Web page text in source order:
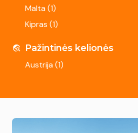
Malta (1)
Kipras (1)
Pažintinės kelionės
Austrija (1)